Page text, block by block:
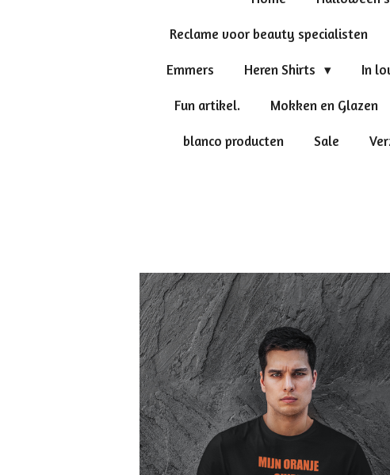
Reclame voor beauty specialisten
Emmers Heren Shirts In
Fun artikel. Mokken en Glazen
blanco producten Sale